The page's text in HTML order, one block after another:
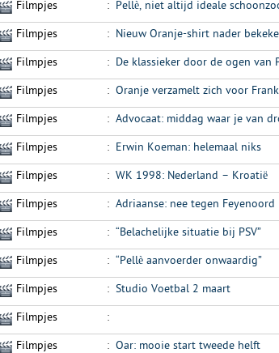
Filmpjes : Pellè, niet altijd ideale
Filmpjes : Nieuw Oranje-shirt nader
Filmpjes : De klassieker door de ogen van
Filmpjes : Oranje verzamelt zich voor
Filmpjes : Advocaat: middag waar je van
Filmpjes : Erwin Koeman: helemaal niks
Filmpjes : WK 1998: Nederland – Kroatië
Filmpjes : Adriaanse: nee tegen Feyenoord
Filmpjes : “Belachelijke situatie bij PSV”
Filmpjes : “Pellè aanvoerder onwaardig”
Filmpjes : Studio Voetbal 2 maart
Filmpjes :
Filmpjes : Oar: mooie start tweede helft